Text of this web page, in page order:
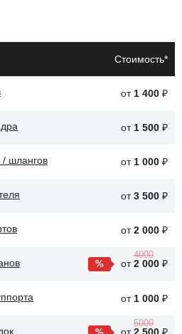
тормозных колодок:
стука при торможении.
системой.
торможение, что повысит
Стоимость*
от 1 400 ₽
от 1 500 ₽
/ шлангов от 1 000 ₽
от3 500 ₽
от2 000 ₽
от
4000
2 000 ₽
от 1 000 ₽
5000